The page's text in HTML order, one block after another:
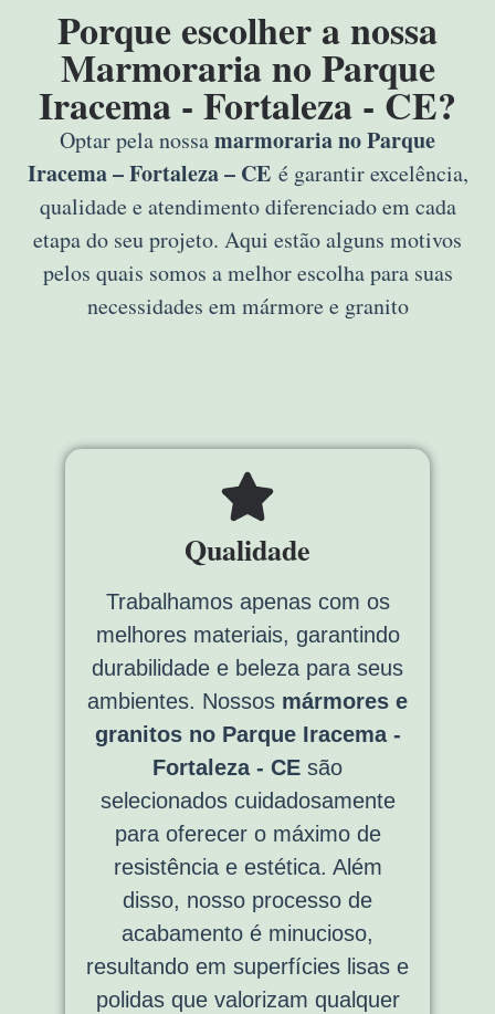
Porque escolher a nossa
Marmoraria no Parque
Iracema - Fortaleza - CE?
Optar pela nossamarmoraria no Parque
Iracema – Fortaleza – CEé garantir excelência,
qualidade e atendimento diferenciado em cada
etapa do seu projeto. Aqui estão alguns motivos
pelos quais somos a melhor escolha para suas
necessidades em mármore e granito
Qualidade
Trabalhamos apenas com os
melhores materiais, garantindo
durabilidade e beleza para seus
ambientes. Nossos mármores e
granitos no Parque Iracema -
Fortaleza - CE são
selecionados cuidadosamente
para oferecer o máximo de
resistência e estética. Além
disso, nosso processo de
acabamento é minucioso,
resultando em superfícies lisas e
polidas que valorizam qualquer